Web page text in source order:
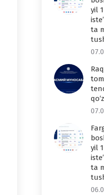
yil
ta
yil
ta